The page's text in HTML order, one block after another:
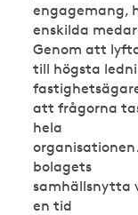
engagemang,
enskilda
Genom att
till högsta
att frågorna
hela
bolagets
samhällsnytta
en tid